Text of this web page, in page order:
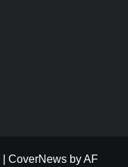
CoverNewsby AF